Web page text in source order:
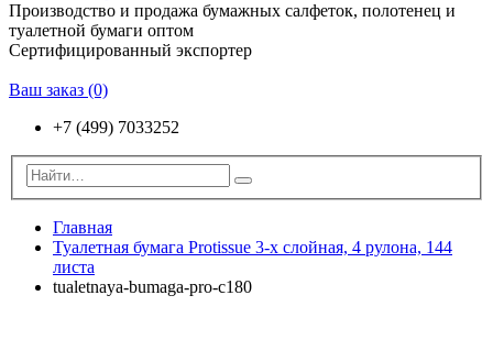
Производство и продажа бумажных салфеток, полотенец и
туалетной бумаги оптом
Сертифицированный экспортер
Ваш заказ (0)
+7 (499) 7033252
Главная
Туалетная бумага Protissue 3-х слойная, 4 рулона, 144
листа
tualetnaya-bumaga-pro-c180